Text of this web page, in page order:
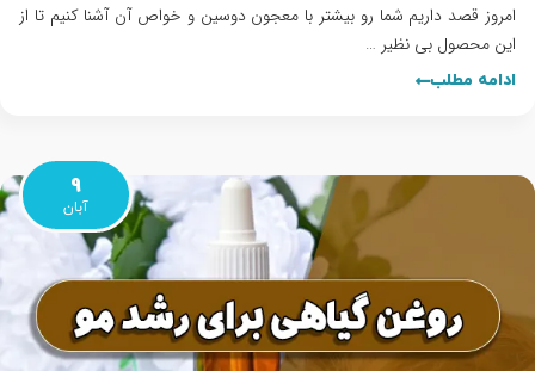
امروز قصد داریم شما رو بیشتر با معجون دوسین و خواص آن آشنا کنیم تا از
این محصول بی نظیر …
ادامه مطلب
9
آبان